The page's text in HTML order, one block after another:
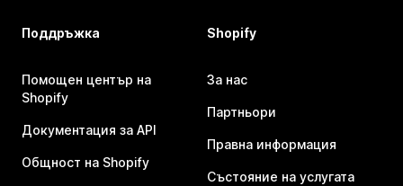
Поддръжка
Помощен център на
Shopify
Документация за API
Общност на Shopify
Shopify
За нас
Партньори
Правна информация
Състояние на услугата